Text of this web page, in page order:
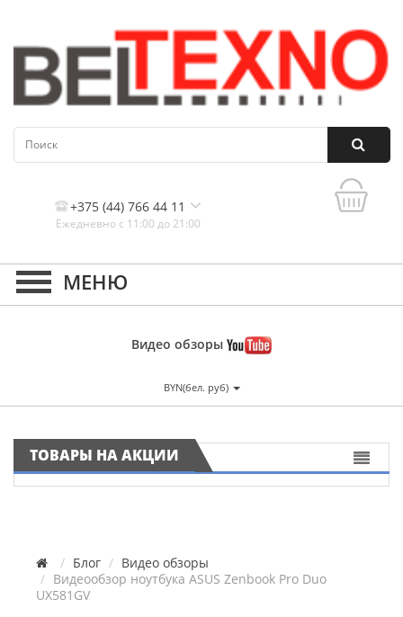
+375 (44) 766 44 11
Ежедневно с 11:00 до 21:00
Контакты, и схема проезда
Видео обзоры
BYN(бел. руб)
ТОВАРЫ НА АКЦИИ
Блог
Видео обзоры
Видеообзор ноутбука ASUS Zenbook Pro Duo
UX581GV